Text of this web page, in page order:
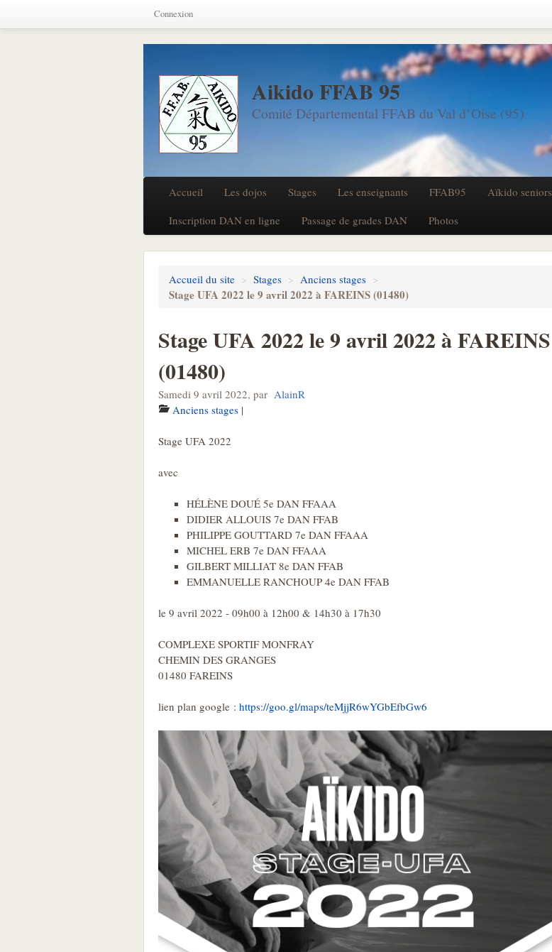
Aikido FFAB 95
Comité Départemental FFAB du Val d’Oise (95)
Accueil Les dojos Stages Les enseignants FFAB95 Aïkido seniors
Inscription DAN en ligne
Passage de grades DAN Photos
Accueil du site > Stages > Anciens stages >
Stage UFA 2022 le 9 avril 2022 à FAREINS (01480)
Stage UFA 2022 le 9 avril 2022 à FAREINS
(01480)
Samedi 9 avril 2022, par AlainR
Anciens stages |
Stage UFA 2022
avec
HÉLÈNE DOUÉ 5e DAN FFAAA
DIDIER ALLOUIS 7e DAN FFAB
PHILIPPE GOUTTARD 7e DAN FFAAA
MICHEL ERB 7e DAN FFAAA
GILBERT MILLIAT 8e DAN FFAB
EMMANUELLE RANCHOUP 4e DAN FFAB
le 9 avril 2022 - 09h00 à 12h00 & 14h30 à 17h30
COMPLEXE SPORTIF MONFRAY
CHEMIN DES GRANGES
01480 FAREINS
lien plan google : https://goo.gl/maps/teMjjR6wYGbEfbGw6
Connexion